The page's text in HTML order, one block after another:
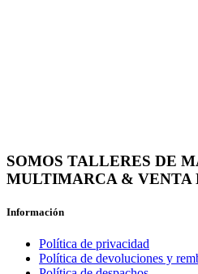
SOMOS TALLERES DE
MULTIMARCA & VENTA
Información
Política de privacidad
Política de devoluciones y